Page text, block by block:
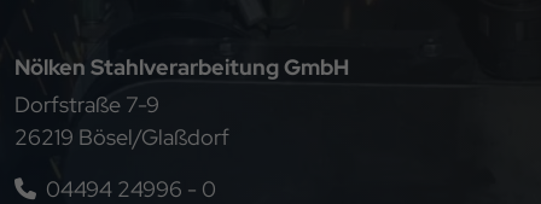
Nölken Stahlverarbeitung GmbH
Dorfstraße 7-9
26219 Bösel/Glaßdorf
04494 24996 - 0